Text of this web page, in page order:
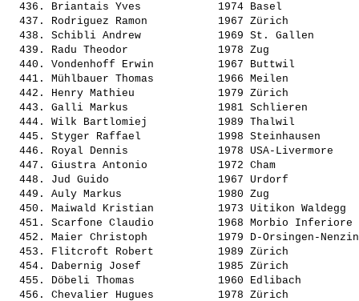
  436.
Briantais Yves
1974 Basel
  437.
Rodriguez Ramon
1967 Zürich
  438.
Schibli Andrew
1969 St. Gallen
  439.
Radu Theodor
1978 Zug
  440.
Vondenhoff Erwin
1967 Buttwil
  441.
Mühlbauer Thomas
1966 Meilen
  442.
Henry Mathieu
1979 Zürich
  443.
Galli Markus
1981 Schlieren
  444.
Wilk Bartlomiej
1989 Thalwil
  445.
Styger Raffael
1998
  446.
Royal Dennis
1978 USA-
  447.
Giustra Antonio
1972 Cham
  448.
Jud Guido
1967 Urdorf
  449.
Auly Markus
1980 Zug
  450.
Maiwald Kristian
1973 Uitikon
  451.
Scarfone Claudio
1968 Morbio
  452.
Maier Christoph
1979 D-Orsingen-
  453.
Flitcroft Robert
1989 Zürich
  454.
Dabernig Josef
1985 Zürich
  455.
Döbeli Thomas
1960 Edlibach
  456.
Chevalier Hugues
1978 Zürich